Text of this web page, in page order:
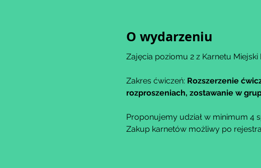
O wydarzeniu
Zajęcia poziomu 2 z Karnetu
Zakres ćwiczeń: Rozszerzenie
rozproszeniach, zostawanie w
Proponujemy udział w minimum 4
Zakup karnetów możliwy po